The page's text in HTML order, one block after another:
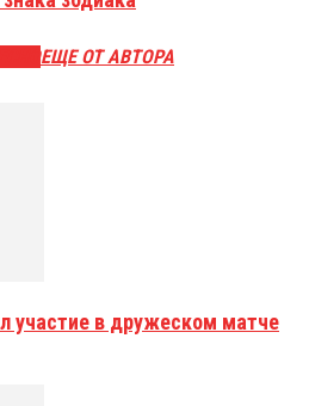
ЕЩЕ ОТ АВТОРА
участие в дружеском матче